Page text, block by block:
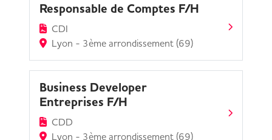
Responsable de Comptes F/H
CDI
Lyon - 3ème arrondissement (69)
Business Developer
Entreprises F/H
CDD
Lyon - 3ème arrondissement (69)